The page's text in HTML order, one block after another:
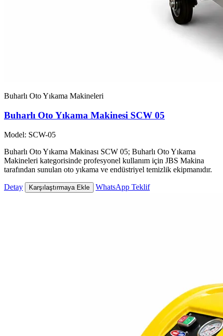
Buharlı Oto Yıkama Makineleri
Buharlı Oto Yıkama Makinesi SCW 05
Model: SCW-05
Buharlı Oto Yıkama Makinası SCW 05; Buharlı Oto Yıkama
Makineleri kategorisinde profesyonel kullanım için JBS Makina
tarafından sunulan oto yıkama ve endüstriyel temizlik ekipmanıdır.
Detay Karşılaştırmaya Ekle WhatsApp Teklif